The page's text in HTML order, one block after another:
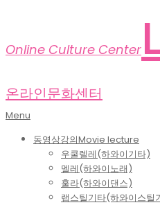
Online Culture Center
온라인문화센터
Primary
Menu
Menu
동영상강의Movie lecture
우쿨렐레(하와이기타)
멜레(하와이노래)
훌라(하와이댄스)
랩스틸기타(하와이스틸